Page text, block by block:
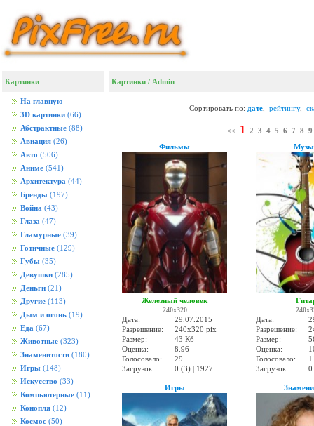
Картинки
На главную
3D картинки (66)
Абстрактные (88)
Авиация (26)
Авто (506)
Аниме (541)
Архитектура (44)
Бренды (197)
Война (43)
Глаза (47)
Гламурные (39)
Готичные (129)
Губы (35)
Девушки (285)
Деньги (21)
Другие (113)
Дым и огонь (19)
Еда (67)
Животные (323)
Знаменитости (180)
Игры (148)
Искусство (33)
Компьютерные (11)
Конопля (12)
Космос (50)
Картинки / Admin
Сортировать по: дате рейтингу,
<< 1 2 3 4 5 6 7 8 9
Фильмы
Железный человек
240x320
Дата:
29.07.2015
Разрешение:
240x320 pix
Размер:
43 Кб
Оценка:
8.96
Голосовало:
29
Загрузок:
0 (3) | 1927
Дата:
Разрешение:
Размер:
Оценка:
Голосовало:
Загрузок:
0
Игры